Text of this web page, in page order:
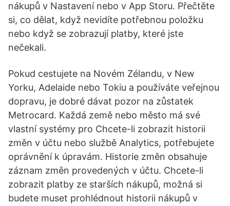
nákupů v Nastavení nebo v App Storu. Přečtěte
si, co dělat, když nevidíte potřebnou položku
nebo když se zobrazují platby, které jste
nečekali.
Pokud cestujete na Novém Zélandu, v New
Yorku, Adelaide nebo Tokiu a používáte veřejnou
dopravu, je dobré dávat pozor na zůstatek
Metrocard. Každá země nebo město má své
vlastní systémy pro Chcete-li zobrazit historii
změn v účtu nebo službě Analytics, potřebujete
oprávnění k úpravám. Historie změn obsahuje
záznam změn provedených v účtu. Chcete-li
zobrazit platby ze starších nákupů, možná si
budete muset prohlédnout historii nákupů v